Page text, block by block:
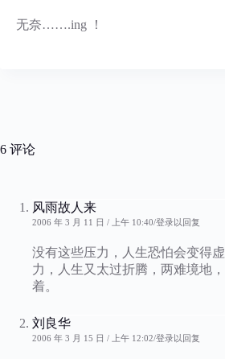
无奈…….ing ！
6 评论
风雨故人来
2006 年 3 月 11 日 / 上午 10:40 登录以回复
没有这些压力，人生恐怕会变得
力，人生又太过折腾，两难境地
着。
刘良华
2006 年 3 月 15 日 / 上午 12:02 登录以回复